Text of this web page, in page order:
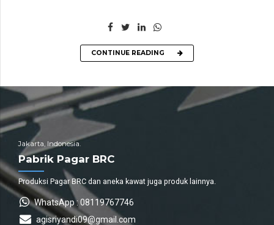
CONTINUE READING
Jakarta, Indonesia.
Pabrik Pagar BRC
Produksi Pagar BRC dan aneka kawat juga produk lainnya.
WhatsApp : 08119767746
agisriyandi09@gmail.com